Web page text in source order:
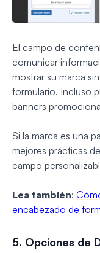
El campo de
comunicar
mostrar su marca
formulario. Incluso
banners
Si la marca es una
mejores prácticas
campo
Lea también:
encabezado de
5. Opciones de